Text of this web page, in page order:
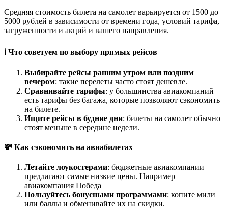
Средняя стоимость билета на самолет варьируется от 1500 до
5000 рублей в зависимости от времени года, условий тарифа,
загруженности и акций и вашего направления.
ℹ️ Что советуем по выбору прямых рейсов
Выбирайте рейсы ранним утром или поздним
вечером: такие перелеты часто стоят дешевле.
Сравнивайте тарифы: у большинства авиакомпаний
есть тарифы без багажа, которые позволяют сэкономить
на билете.
Ищите рейсы в будние дни: билеты на самолет обычно
стоят меньше в середине недели.
💸 Как сэкономить на авиабилетах
Летайте лоукостерами: бюджетные авиакомпании
предлагают самые низкие цены. Например
авиакомпания Победа
Пользуйтесь бонусными программами: копите мили
или баллы и обменивайте их на скидки.